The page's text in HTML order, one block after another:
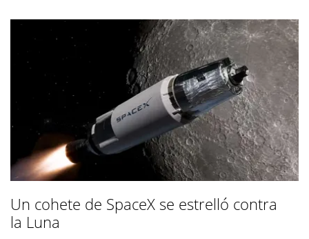
Un cohete de SpaceX se estrelló contra
la Luna